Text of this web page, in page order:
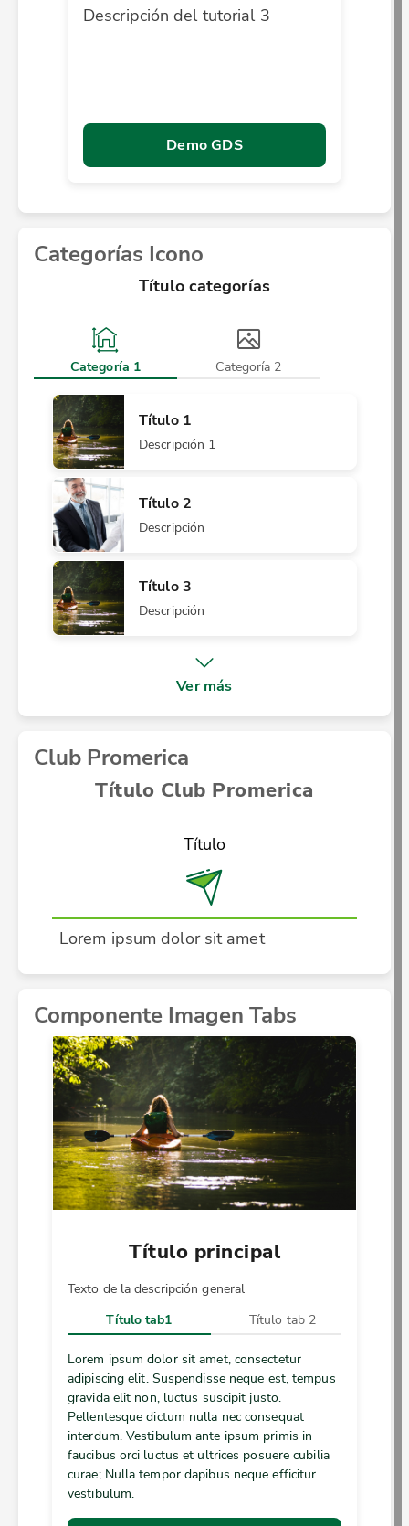
Descripción del tutorial 3
Demo GDS
Categorías Icono
Título categorías
Categoría 1 Categoría 2
Título 1
Descripción 1
Título 2
Descripción
Título 3
Descripción
Ver más
Club Promerica
Título Club Promerica
Título
Lorem ipsum dolor sit amet
Componente Imagen Tabs
Título principal
Texto de la descripción general
Título tab1
Título tab 2
Lorem ipsum dolor sit amet, consectetur
adipiscing elit. Suspendisse neque est, tempus
gravida elit non, luctus suscipit justo.
Pellentesque dictum nulla nec consequat
interdum. Vestibulum ante ipsum primis in
faucibus orci luctus et ultrices posuere cubilia
curae; Nulla tempor dapibus neque efficitur
vestibulum.